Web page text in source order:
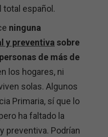
total español.
ninguna
y preventiva sobre
de más de
los hogares, ni
solas. Algunos
Primaria, sí que lo
ha faltado la
preventiva. Podrían